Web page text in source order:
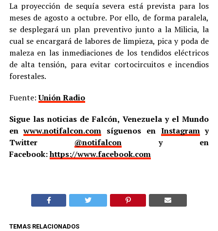
La proyección de sequía severa está prevista para los
meses de agosto a octubre. Por ello, de forma paralela,
se desplegará un plan preventivo junto a la Milicia, la
cual se encargará de labores de limpieza, pica y poda de
maleza en las inmediaciones de los tendidos eléctricos
de alta tensión, para evitar cortocircuitos e incendios
forestales.
Fuente:Unión Radio
Sigue las noticias de Falcón, Venezuela y el Mundo
enwww.notifalcon.com síguenos en Instagramy
Twitter @notifalcony en
Facebook:https://www.facebook.com
TEMAS RELACIONADOS